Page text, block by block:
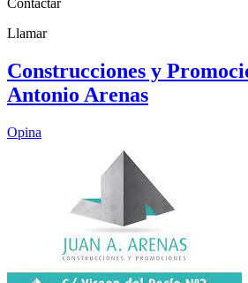
Llamar
Construcciones y
Antonio Arenas
Opina